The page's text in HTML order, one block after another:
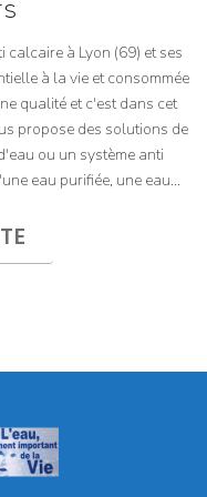
calcaire à Lyon (69) et ses
à la vie et consommée
qualité et c'est dans cet
propose des solutions de
ou un système anti
eau purifiée, une eau...